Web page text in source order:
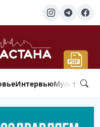
Интервью